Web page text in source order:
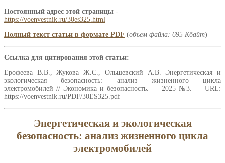
Постоянный адрес этой страницы -
https://voenvestnik.ru/30es325.html
Полный текст статьи в формате PDF (объем файла: 695 Кбайт)
Ссылка для цитирования этой статьи:
Ерофеева В.В., Жукова Ж.С., Ольшевский А.В. Энергетическая и
экологическая безопасность: анализ жизненного цикла
электромобилей // Экономика и безопасность. — 2025 №3. — URL:
https://voenvestnik.ru/PDF/30ES325.pdf
Энергетическая и экологическая
безопасность: анализ жизненного цикла
электромобилей